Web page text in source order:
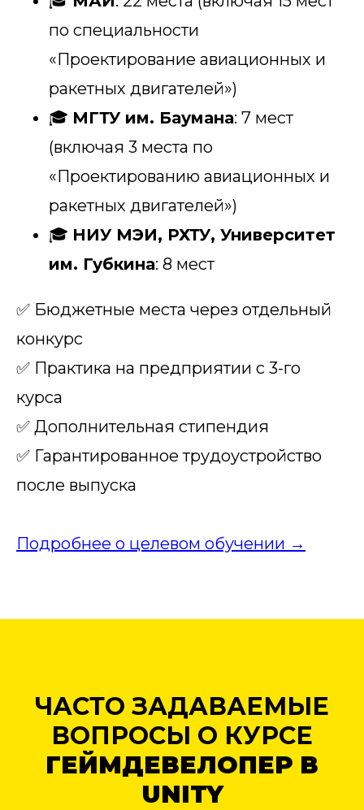
по специальности
«Проектирование авиационных и
ракетных двигателей»)
🎓 МГТУ им. Баумана: 7 мест
(включая 3 места по
«Проектированию авиационных и
ракетных двигателей»)
🎓 НИУ МЭИ, РХТУ, Университет
им. Губкина: 8 мест
✅ Бюджетные места через отдельный
конкурс
✅ Практика на предприятии с 3-го
курса
✅ Дополнительная стипендия
✅ Гарантированное трудоустройство
после выпуска
Подробнее о целевом обучении →
ЧАСТО ЗАДАВАЕМЫЕ
ВОПРОСЫ О КУРСЕ
ГЕЙМДЕВЕЛОПЕР В
UNITY